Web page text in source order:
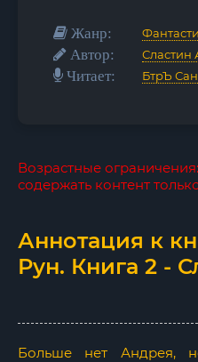
Жанр:
Автор: Сластин
Читает: БтрЪ
Возрастные
содержать контент
Аннотация к
Рун. Книга 2 -
Больше нет Андрея,